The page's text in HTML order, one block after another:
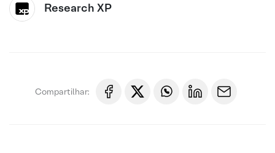
Research XP
Compartilhar: